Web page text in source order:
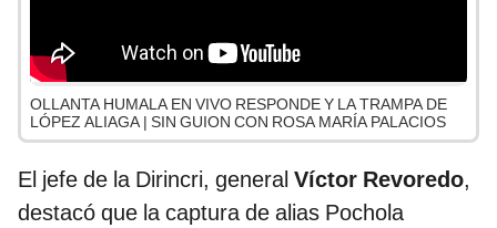
OLLANTA HUMALA EN VIVO RESPONDE Y LA TRAMPA DE
LÓPEZ ALIAGA | SIN GUION CON ROSA MARÍA PALACIOS
El jefe de la Dirincri, general Víctor Revoredo,
destacó que la captura de alias Pochola